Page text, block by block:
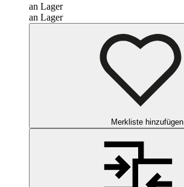
an Lager
an Lager
Merkliste hinzufügen